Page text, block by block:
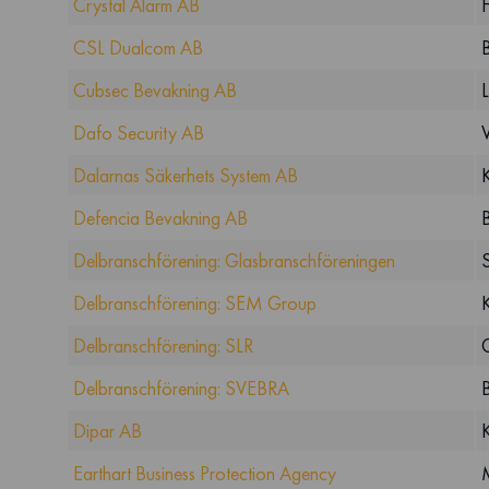
CSL Dualcom AB
Cubsec Bevakning AB
Dafo Security AB
Dalarnas Säkerhets System AB
Defencia Bevakning AB
Delbranschförening: Glasbranschföreningen
Delbranschförening: SEM Group
Delbranschförening: SLR
Delbranschförening: SVEBRA
Dipar AB
Earthart Business Protection Agency